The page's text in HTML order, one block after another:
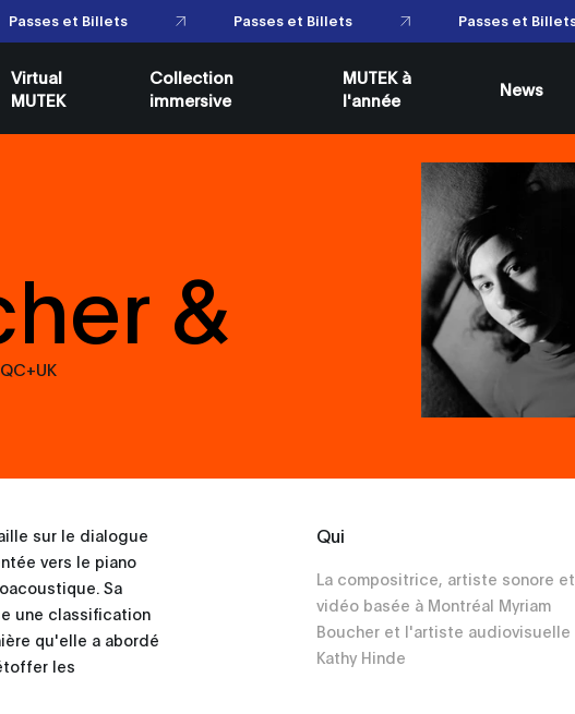
Passes et Billets Passes et Billets Passes et Billets
Virtual
MUTEK
Collection
immersive
MUTEK à
l'année
News
&
sur le dialogue
vers le piano
Sa
une classification
qu'elle a abordé
les
Qui
La compositrice, artiste sonore et
vidéo basée à Montréal Myriam
Boucher et l'artiste audiovisuelle
Kathy Hinde